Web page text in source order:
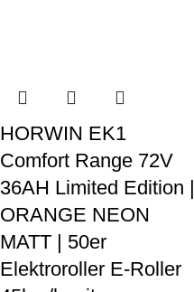
HORWIN EK1
Comfort Range 72V
36AH Limited Edition |
ORANGE NEON
MATT | 50er
Elektroroller E-Roller